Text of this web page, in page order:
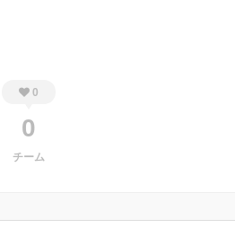
0
0
チーム